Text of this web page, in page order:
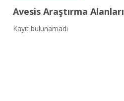
Avesis Araştırma Alanları
Kayıt bulunamadı